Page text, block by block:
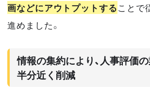
画などにアウトプットすることで
進めました。
情報の集約により、人事評価
半分近く削減